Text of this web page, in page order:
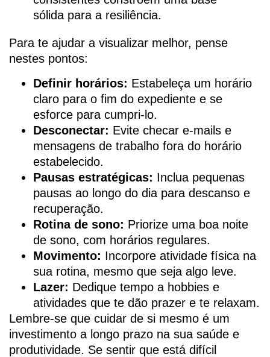
sólida para a resiliência.
Para te ajudar a visualizar melhor, pense
nestes pontos:
Definir horários: Estabeleça um horário
claro para o fim do expediente e se
esforce para cumpri-lo.
Desconectar: Evite checar e-mails e
mensagens de trabalho fora do horário
estabelecido.
Pausas estratégicas: Inclua pequenas
pausas ao longo do dia para descanso e
recuperação.
Rotina de sono: Priorize uma boa noite
de sono, com horários regulares.
Movimento: Incorpore atividade física na
sua rotina, mesmo que seja algo leve.
Lazer: Dedique tempo a hobbies e
atividades que te dão prazer e te relaxam.
Lembre-se que cuidar de si mesmo é um
investimento a longo prazo na sua saúde e
produtividade. Se sentir que está difícil